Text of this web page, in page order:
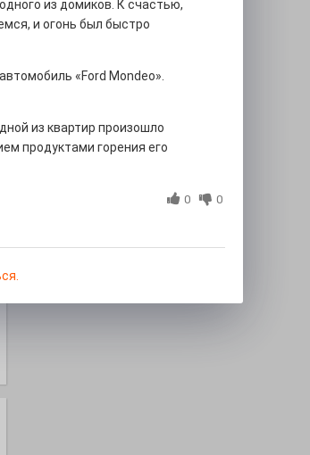
из домиков. К счастью,
и огонь был быстро
«Ford Mondeo».
из квартир произошло
продуктами горения его
0 0